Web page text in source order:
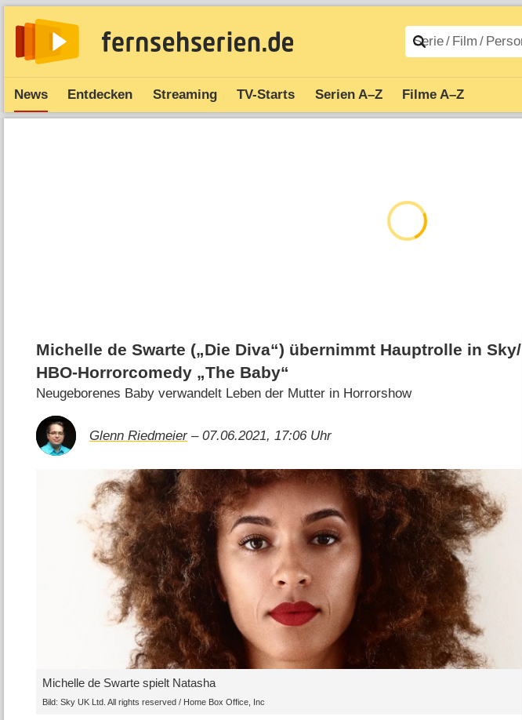
News Entdecken Streaming TV-Starts Serien A–Z Filme A–Z
Michelle de Swarte („Die Diva“) übernimmt Hauptrolle in Sky/​
HBO-Horrorcomedy „The Baby“
Neugeborenes Baby verwandelt Leben der Mutter in Horrorshow
Glenn Riedmeier– 07.06.2021, 17:06 Uhr
Michelle de Swarte spielt Natasha
Bild: Sky UK Ltd. All rights reserved / Home Box Office, Inc